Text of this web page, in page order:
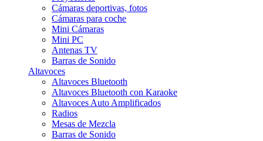
Cámaras deportivas, fotos
Cámaras para coche
Mini Cámaras
Mini PC
Antenas TV
Barras de Sonido
Altavoces
Altavoces Bluetooth
Altavoces Bluetooth con Karaoke
Altavoces Auto Amplificados
Radios
Mesas de Mezcla
Barras de Sonido